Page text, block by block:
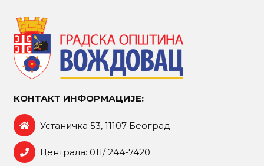
КОНТАКТ ИНФОРМАЦИЈЕ:
Устаничка 53, 11107 Београд
Централа: 011/ 244-7420